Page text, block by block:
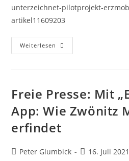
unterzeichnet-pilotprojekt-
artikel11609203
Weiterlesen
Freie Presse: Mit
App: Wie Zwönitz
erfindet
Peter Glumbick 16. Juli 2021